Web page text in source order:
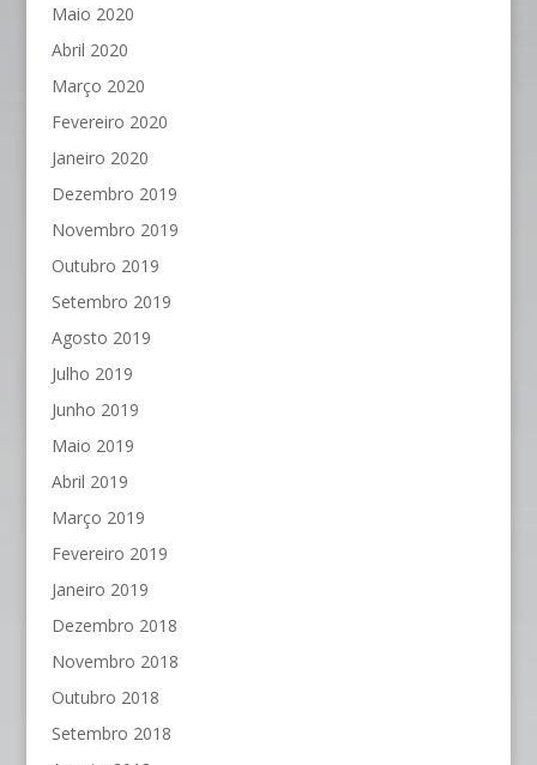
Maio 2020
Abril 2020
Março 2020
Fevereiro 2020
Janeiro 2020
Dezembro 2019
Novembro 2019
Outubro 2019
Setembro 2019
Agosto 2019
Julho 2019
Junho 2019
Maio 2019
Abril 2019
Março 2019
Fevereiro 2019
Janeiro 2019
Dezembro 2018
Novembro 2018
Outubro 2018
Setembro 2018